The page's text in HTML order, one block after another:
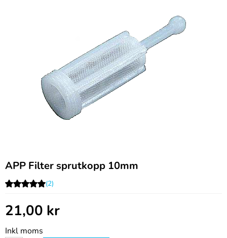
APP Filter sprutkopp 10mm
(2)
21,00 kr
Inkl moms